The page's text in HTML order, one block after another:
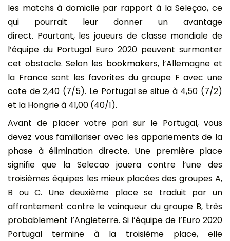
les matchs à domicile par rapport à la Seleçao, ce
qui pourrait leur donner un avantage
direct. Pourtant, les joueurs de classe mondiale de
l’équipe du Portugal Euro 2020 peuvent surmonter
cet obstacle. Selon les bookmakers, l’Allemagne et
la France sont les favorites du groupe F avec une
cote de 2,40 (7/5). Le Portugal se situe à 4,50 (7/2)
et la Hongrie à 41,00 (40/1).
Avant de placer votre pari sur le Portugal, vous
devez vous familiariser avec les appariements de la
phase à élimination directe. Une première place
signifie que la Selecao jouera contre l’une des
troisièmes équipes les mieux placées des groupes A,
B ou C. Une deuxième place se traduit par un
affrontement contre le vainqueur du groupe B, très
probablement l’Angleterre. Si l’équipe de l’Euro 2020
Portugal termine à la troisième place, elle